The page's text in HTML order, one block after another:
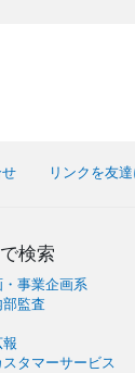
リンクを友
検索
事業企画系
監査
タマーサービス